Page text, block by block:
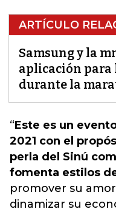
ARTÍCULO
Samsung y la
aplicación para
durante la
“Este es un
2021 con el
perla del Sinú
fomenta estilos
promover su
dinamizar su